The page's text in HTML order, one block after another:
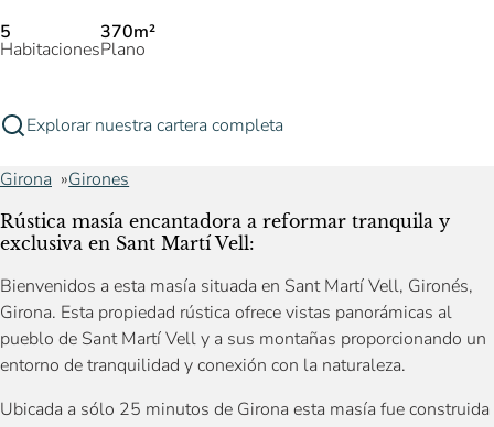
5
Habitaciones
370m²
Plano
Explorar nuestra cartera completa
Girona Girones
Rústica masía encantadora a reformar tranquila y
exclusiva en Sant Martí Vell:
Bienvenidos a esta masía situada en Sant Martí Vell, Gironés,
Girona. Esta propiedad rústica ofrece vistas panorámicas al
pueblo de Sant Martí Vell y a sus montañas proporcionando un
entorno de tranquilidad y conexión con la naturaleza.
Ubicada a sólo 25 minutos de Girona esta masía fue construida